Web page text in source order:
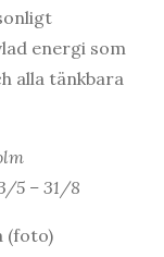
energi som
alla tänkbara
5 – 31/8
(foto)